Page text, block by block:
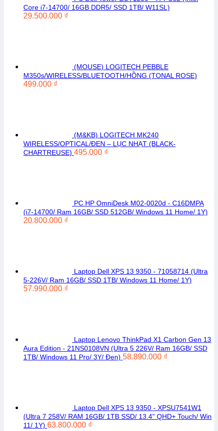
Core i7-14700/ 16GB DDR5/ SSD 1TB/ W11SL)
29.500.000 ₫
(MOUSE) LOGITECH PEBBLE
M350s/WIRELESS/BLUETOOTH/HỒNG (TONAL ROSE)
499.000 ₫
(M&KB) LOGITECH MK240
WIRELESS/OPTICAL/ĐEN – LỤC NHẠT (BLACK-
CHARTREUSE) 495.000 ₫
PC HP OmniDesk M02-0020d - C16DMPA
(i7-14700/ Ram 16GB/ SSD 512GB/ Windows 11 Home/ 1Y)
20.800.000 ₫
Laptop Dell XPS 13 9350 - 71058714 (Ultra
5-226V/ Ram 16GB/ SSD 1TB/ Windows 11 Home/ 1Y)
57.990.000 ₫
Laptop Lenovo ThinkPad X1 Carbon Gen 13
Aura Edition - 21NS0108VN (Ultra 5 226V/ Ram 16GB/ SSD
1TB/ Windows 11 Pro/ 3Y/ Đen) 58.890.000 ₫
Laptop Dell XPS 13 9350 - XPSU7541W1
(Ultra 7 258V/ RAM 16GB/ 1TB SSD/ 13.4" QHD+ Touch/ Win
11/ 1Y) 63.800.000 ₫